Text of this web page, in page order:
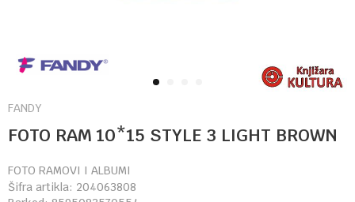
1
FANDY
FOTO RAM 10*15 STYLE 3 LIGHT BROWN
FOTO RAMOVI I ALBUMI
Šifra artikla: 204063808